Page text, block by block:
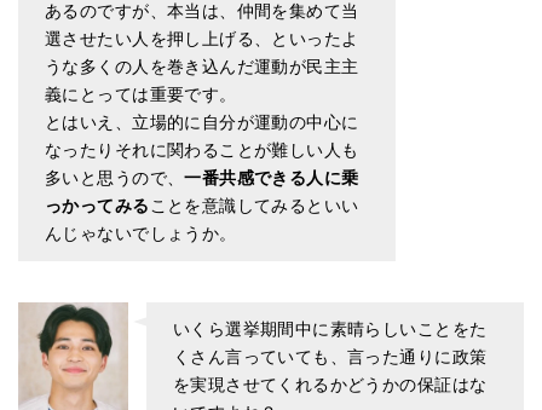
あるのですが、本当は、仲間を集めて当
選させたい人を押し上げる、といったよ
うな多くの人を巻き込んだ運動が民主主
義にとっては重要です。
とはいえ、立場的に自分が運動の中心に
なったりそれに関わることが難しい人も
多いと思うので、一番共感できる人に乗
っかってみる ことを意識してみるといい
んじゃないでしょうか。
いくら選挙期間中に素晴らしいことをた
くさん言っていても、言った通りに政策
を実現させてくれるかどうかの保証はな